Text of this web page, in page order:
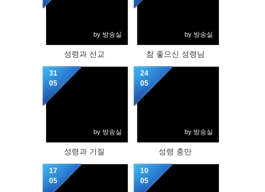
by 방송실
성령과 선교
by 방송실
참 좋으신 성령님
31
05
by 방송실
성령과 기질
24
05
by 방송실
성령 충만
17
05
10
05